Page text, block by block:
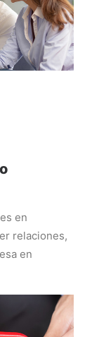
en
relaciones,
en